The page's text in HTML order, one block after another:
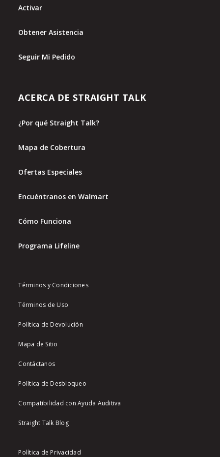
Activar
Obtener Asistencia
Seguir Mi Pedido
ACERCA DE STRAIGHT TALK
¿Por qué Straight Talk?
Mapa de Cobertura
Ofertas Especiales
Encuéntranos en Walmart
Cómo Funciona
Programa Lifeline
Términos y Condiciones
Términos de Uso
Política de Devolución
Mapa de Sitio
Contáctanos
Política de Desbloqueo
Compatibilidad con Ayuda Auditiva
Straight Talk Blog
Política de Privacidad